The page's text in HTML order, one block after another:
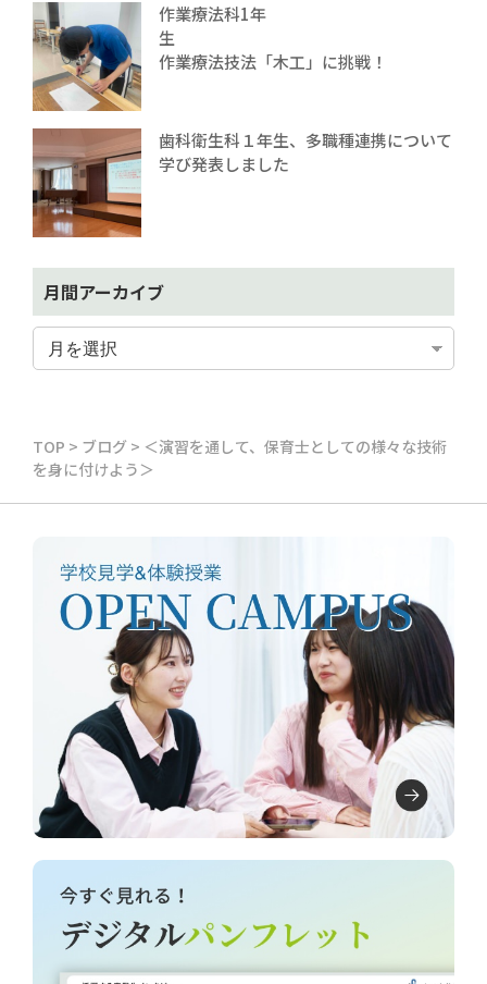
作業療法科1年
生
作業療法技法「木工」に挑戦！
歯科衛生科１年生、多職種連携について
学び発表しました
月間アーカイブ
TOP > ブログ > ＜演習を通して、保育士としての様々な技術
を身に付けよう＞